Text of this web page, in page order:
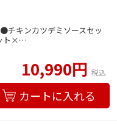
チキンカツデミソースセッ
ト×…
10,990円 税込
カートに入れる